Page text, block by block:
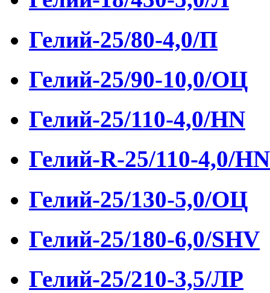
Гелий-25/80-4,0/П
Гелий-25/90-10,0/ОЦ
Гелий-25/110-4,0/HN
Гелий-R-25/110-4,0/HN
Гелий-25/130-5,0/ОЦ
Гелий-25/180-6,0/SHV
Гелий-25/210-3,5/ЛР